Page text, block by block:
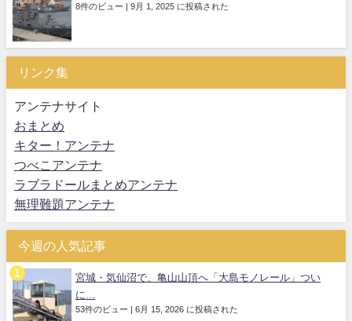
8件のビュー | 9月 1, 2025 に投稿された
リンク集
アンテナサイト
おまとめ
キター！アンテナ
つべこアンテナ
ラブラドールまとめアンテナ
無理難題アンテナ
今週の人気記事
宮城・気仙沼で、亀山山頂へ「大島モノレール」つい
に...
53件のビュー | 6月 15, 2026 に投稿された